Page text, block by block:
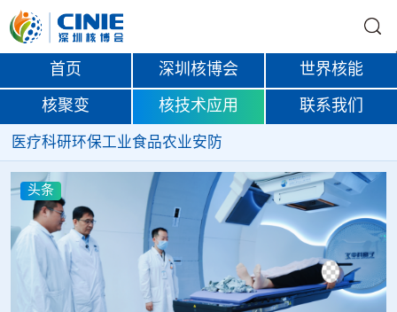
首页 深圳核博会 世界核能
核聚变 核技术应用 联系我们
医疗科研环保工业食品农业安防
头条